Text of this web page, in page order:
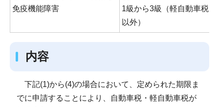
免疫機能障害
1級から3級（軽自動車税
以外）
内容
下記(1)から(4)の場合において、定められた期限ま
でに申請することにより、自動車税・軽自動車税が